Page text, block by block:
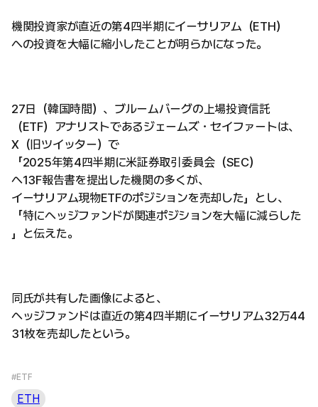
機関投資家が直近の第4四半期にイーサリアム（ETH）
への投資を大幅に縮小したことが明らかになった。
27日（韓国時間）、ブルームバーグの上場投資信託
（ETF）アナリストであるジェームズ・セイファートは、
X（旧ツイッター）で
「2025年第4四半期に米証券取引委員会（SEC）
へ13F報告書を提出した機関の多くが、
イーサリアム現物ETFのポジションを売却した」とし、
「特にヘッジファンドが関連ポジションを大幅に減らした
」と伝えた。
同氏が共有した画像によると、
ヘッジファンドは直近の第4四半期にイーサリアム32万44
31枚を売却したという。
#ETF
ETH